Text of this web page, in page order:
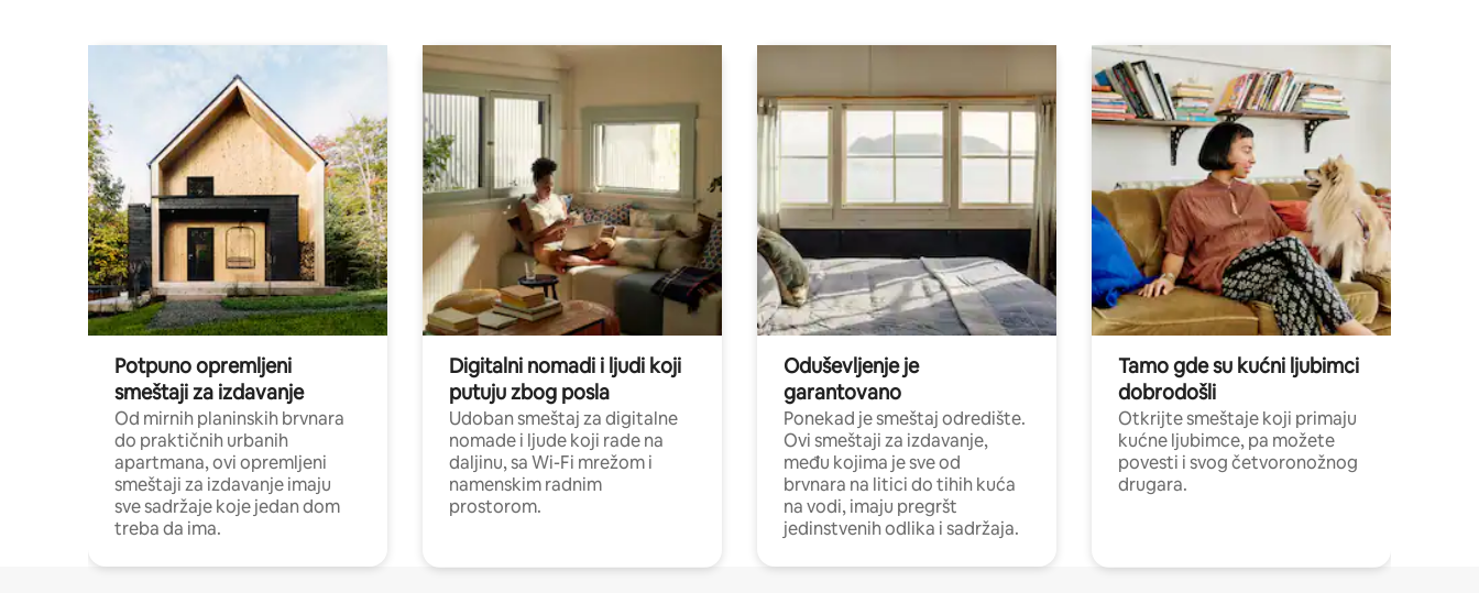
Potpuno opremljeni
smeštaji za izdavanje
Od mirnih planinskih brvnara
do praktičnih urbanih
apartmana, ovi opremljeni
smeštaji za izdavanje imaju
sve sadržaje koje jedan dom
treba da ima.
Digitalni nomadi i ljudi koji
putuju zbog posla
Udoban smeštaj za digitalne
nomade i ljude koji rade na
daljinu, sa Wi-Fi mrežom i
namenskim radnim
prostorom.
Oduševljenje je
garantovano
Ponekad je smeštaj odredište.
Ovi smeštaji za izdavanje,
među kojima je sve od
brvnara na litici do tihih kuća
na vodi, imaju pregršt
jedinstvenih odlika i sadržaja.
Tamo gde su kućni ljubimci
dobrodošli
Otkrijte smeštaje koji primaju
kućne ljubimce, pa možete
povesti i svog četvoronožnog
drugara.